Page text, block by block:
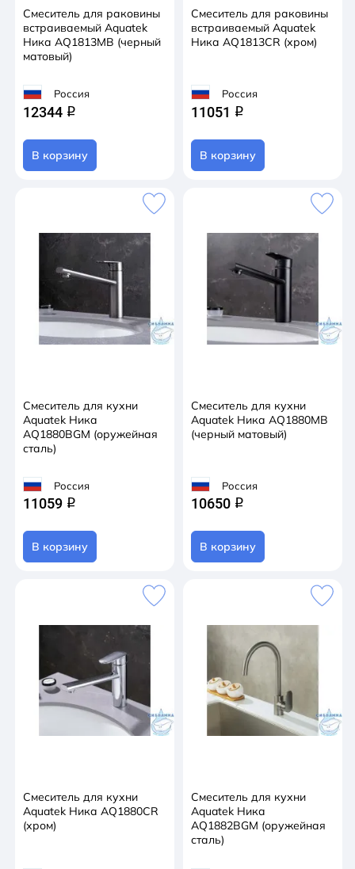
Смеситель для раковины
встраиваемый Aquatek
Ника AQ1813MB (черный
матовый)
Россия
12344 q
В корзину
Смеситель для раковины
встраиваемый Aquatek
Ника AQ1813CR (хром)
Россия
11051 q
В корзину
Смеситель для кухни
Aquatek Ника
AQ1880BGM (оружейная
сталь)
Россия
11059 q
В корзину
Смеситель для кухни
Aquatek Ника AQ1880MB
(черный матовый)
Россия
10650 q
В корзину
Смеситель для кухни
Aquatek Ника AQ1880CR
(хром)
Смеситель для кухни
Aquatek Ника
AQ1882BGM (оружейная
сталь)